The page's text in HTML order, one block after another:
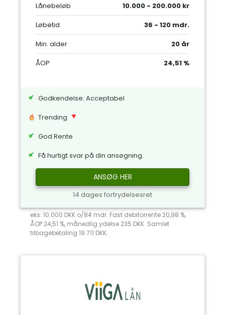
Lånebeløb
10.000 - 200.000 kr
Løbetid
36 - 120 mdr.
Min. alder
20 år
ÅOP
24,51 %
Godkendelse: Acceptabel
Trending
God Rente
Få hurtigt svar på din ansøgning.
ANSØG HER
14 dages fortrydelsesret
eks: 10.000 DKK o/84 mdr. Fast debitorrente 20,98 %,
ÅOP 24,51 %, månedlig ydelse 235 DKK. Samlet
tilbagebetaling 19.711 DKK.